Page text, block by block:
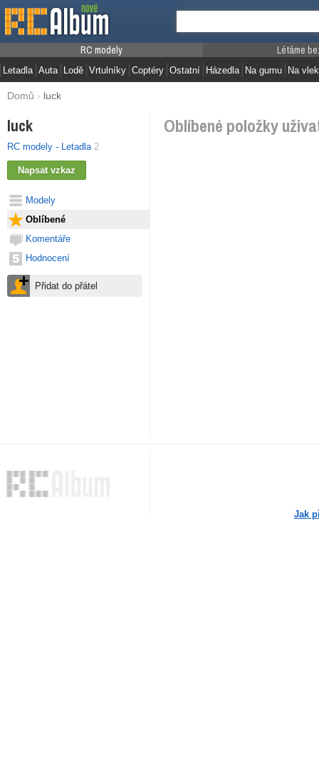
RC modely
Letadla Auta Lodě Vrtulníky Coptéry Ostatní
Létáme
Házedla Na gumu Na vlek
Domů › luck
luck
RC modely - Letadla 2
Modely
Oblíbené
Komentáře
Hodnocení
Oblíbené položky
Jak